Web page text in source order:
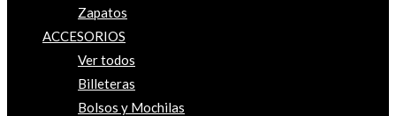
Zapatos
ACCESORIOS
Ver todos
Billeteras
Bolsos y Mochilas